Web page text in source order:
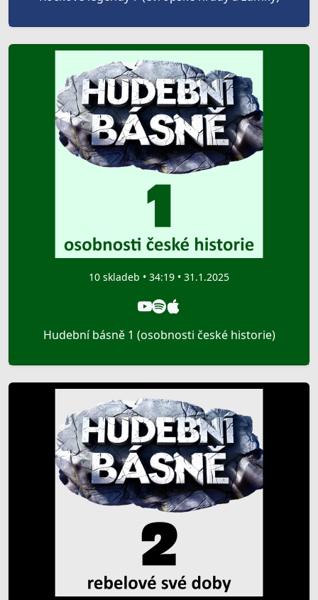
10 skladeb • 34:19 • 31.1.2025
Hudební básně 1 (osobnosti české historie)